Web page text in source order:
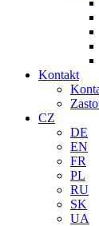
Kontakt
CZ
DE
EN
FR
PL
RU
SK
UA